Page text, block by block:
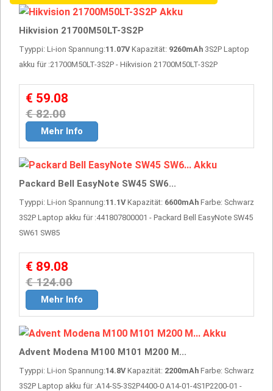
Hikvision 21700M50LT-3S2P
Tyyppi: Li-ion Spannung:11.07V Kapazität: 9260mAh 3S2P Laptop
akku für :21700M50LT-3S2P - Hikvision 21700M50LT-3S2P
€ 59.08
€ 82.00
Mehr Info
Packard Bell EasyNote SW45 SW6...
Tyyppi: Li-ion Spannung:11.1V Kapazität: 6600mAh Farbe: Schwarz
3S2P Laptop akku für :441807800001 - Packard Bell EasyNote SW45
SW61 SW85
€ 89.08
€ 124.00
Mehr Info
Advent Modena M100 M101 M200 M...
Tyyppi: Li-ion Spannung:14.8V Kapazität: 2200mAh Farbe: Schwarz
3S2P Laptop akku für :A14-S5-3S2P4400-0 A14-01-4S1P2200-01 -